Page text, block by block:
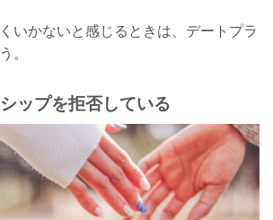
いかないと感じるときは、デートプラ
。
ップを拒否している